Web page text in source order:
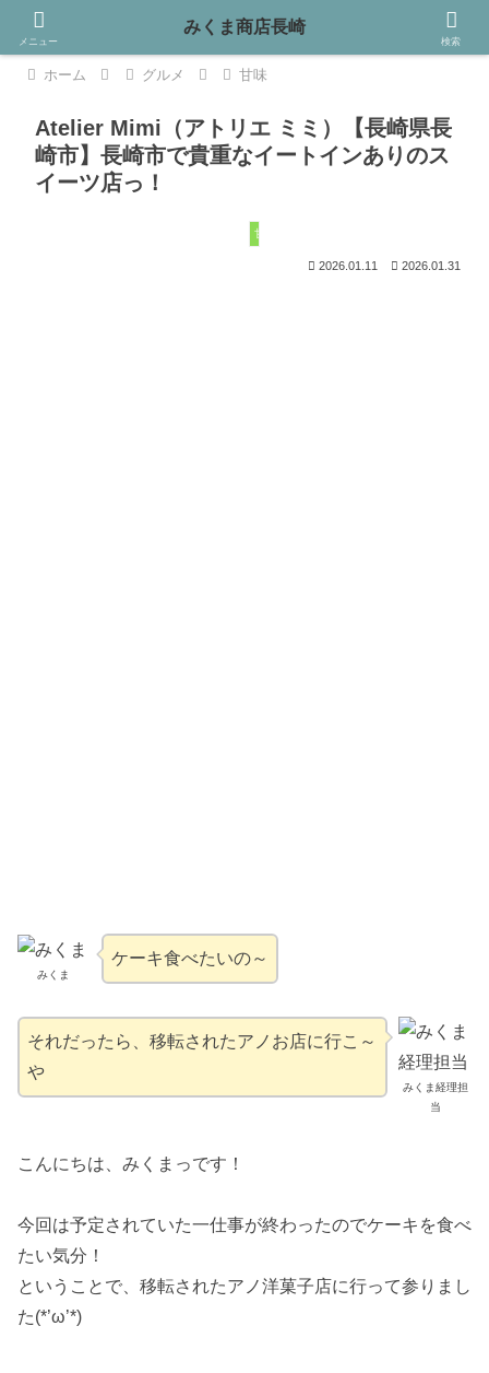
ホーム グルメ 甘味
Atelier Mimi（アトリエ ミミ）【長崎県長
崎市】長崎市で貴重なイートインありのス
イーツ店っ！
甘味
2026.01.11 2026.01.31
みくま
ケーキ食べたいの～
みくま経理担
当
それだったら、移転されたアノお店に行こ～
や
こんにちは、みくまっです！
今回は予定されていた一仕事が終わったのでケーキを食べ
たい気分！
ということで、移転されたアノ洋菓子店に行って参りまし
た(*’ω’*)
メニュー
みくま商店長崎
検索